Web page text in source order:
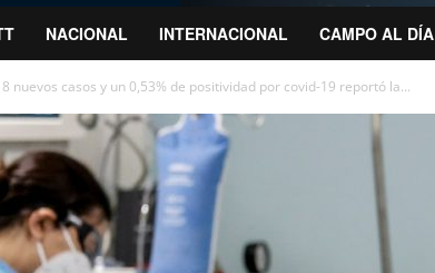
NACIONAL INTERNACIONAL CAMPO AL DÍA
8 nuevos casos y un 0,53% de positividad por covid-19 reportó la...